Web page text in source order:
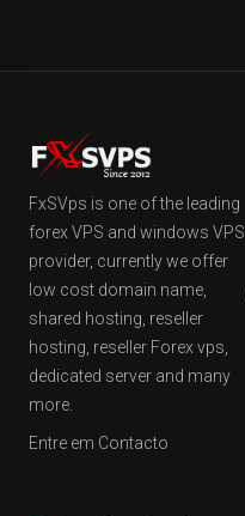
FxSVps is one of the leading
forex VPS and windows VPS
provider, currently we offer
low cost domain name,
shared hosting, reseller
hosting, reseller Forex vps,
dedicated server and many
more.
Entre em Contacto